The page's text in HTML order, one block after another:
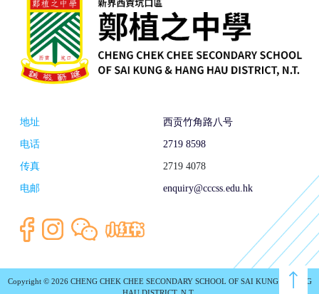
地址
西贡竹角路八号
电话
2719 8598
传真
2719 4078
电邮
enquiry@cccss.edu.hk
Copyright © 2026 CHENG CHEK CHEE SECONDARY SCHOOL OF SAI KUNG & HANG